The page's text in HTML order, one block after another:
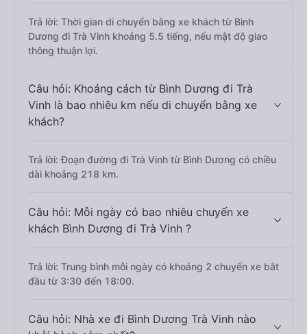
Trả lời: Thời gian di chuyển bằng xe khách từ Bình
Dương đi Trà Vinh khoảng 5.5 tiếng, nếu mật độ giao
thông thuận lợi.
Câu hỏi: Khoảng cách từ Bình Dương đi Trà
Vinh là bao nhiêu km nếu di chuyển bằng xe
khách?
Trả lời: Đoạn đường đi Trà Vinh từ Bình Dương có chiều
dài khoảng 218 km.
Câu hỏi: Mỗi ngày có bao nhiêu chuyến xe
khách Bình Dương đi Trà Vinh ?
Trả lời: Trung bình mỗi ngày có khoảng 2 chuyến xe bắt
đầu từ 3:30 đến 18:00.
Câu hỏi: Nhà xe đi Bình Dương Trà Vinh nào